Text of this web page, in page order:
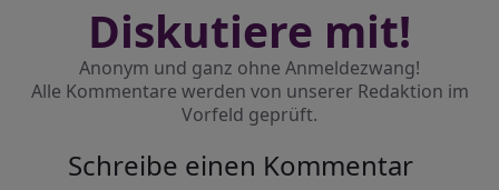
Diskutiere mit!
Anonym und ganz ohne Anmeldezwang!
Alle Kommentare werden von unserer Redaktion im
Vorfeld geprüft.
Schreibe einen Kommentar